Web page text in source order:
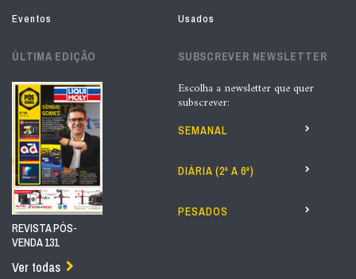
Eventos
Usados
ÚLTIMA EDIÇÃO
REVISTA PÓS-
VENDA 131
Ver todas
SUBSCREVER NEWSLETTER
Escolha a newsletter que quer
subscrever:
SEMANAL
DIÁRIA (2ª A 6ª)
PESADOS